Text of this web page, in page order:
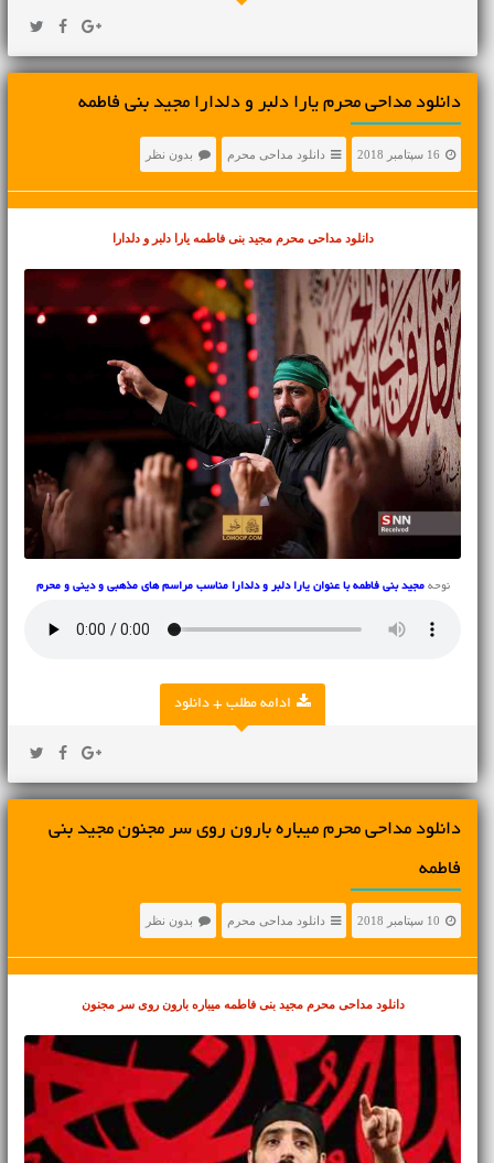
دانلود مداحی محرم یارا دلبر و دلدارا مجید بنی فاطمه
16 سپتامبر 2018 دانلود مداحی محرم بدون نظر
دانلود مداحی محرم مجید بنی فاطمه یارا دلبر و دلدارا
نوحه مجید بنی فاطمه با عنوان یارا دلبر و دلدارا مناسب مراسم های مذهبی و دینی و محرم
ادامه مطلب + دانلود
دانلود مداحی محرم میباره بارون روی سر مجنون مجید بنی
فاطمه
10 سپتامبر 2018 دانلود مداحی محرم بدون نظر
دانلود مداحی محرم مجید بنی فاطمه میباره بارون روی سر مجنون